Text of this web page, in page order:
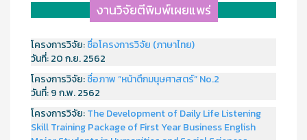
งานวิจัยตีพิมพ์เผยแพร่
โครงการวิจัย:ชื่อโครงการวิจัย (ภาษาไทย)
วันที่:20 ก.ย. 2562
โครงการวิจัย:ชื่อภาพ “หน้าตึกมนุษศาสตร์” No.2
วันที่:9 ก.พ. 2562
โครงการวิจัย:The Development of Daily Life Listening
Skill Training Package of First Year Business English